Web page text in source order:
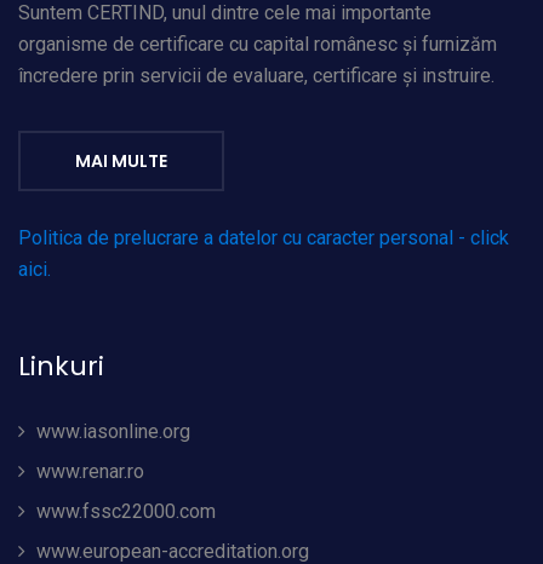
Suntem CERTIND, unul dintre cele mai importante
organisme de certificare cu capital românesc și furnizăm
încredere prin servicii de evaluare, certificare și instruire.
MAI MULTE
Politica de prelucrare a datelor cu caracter personal - click
aici.
Linkuri
www.iasonline.org
www.renar.ro
www.fssc22000.com
www.european-accreditation.org